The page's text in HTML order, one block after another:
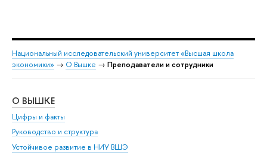
Национальный исследовательский университет «Высшая школа
экономики» → О Вышке → Преподаватели и сотрудники
О ВЫШКЕ
Цифры и факты
Руководство и структура
Устойчивое развитие в НИУ ВШЭ